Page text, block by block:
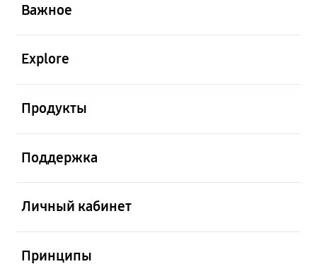
Важное
Explore
Продукты
Поддержка
Личный кабинет
Принципы